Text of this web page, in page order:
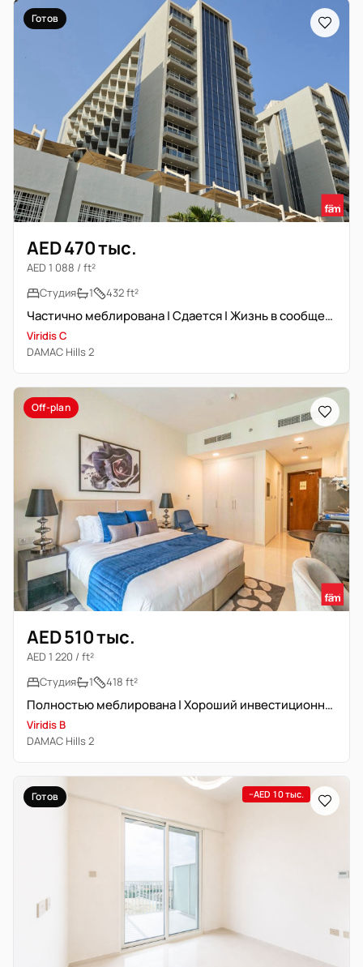
Готов
AED 470 тыс.
AED 1 088 / ft²
Студия
1 432 ft²
Частично меблирована | Сдается | Жизнь в сообществе
Viridis C
DAMAC Hills 2
Off-plan
AED 510 тыс.
AED 1 220 / ft²
Студия
1 418 ft²
Полностью меблирована | Хороший инвестиционный вариант | Высокий этаж
Viridis B
DAMAC Hills 2
Готов −AED 10 тыс.